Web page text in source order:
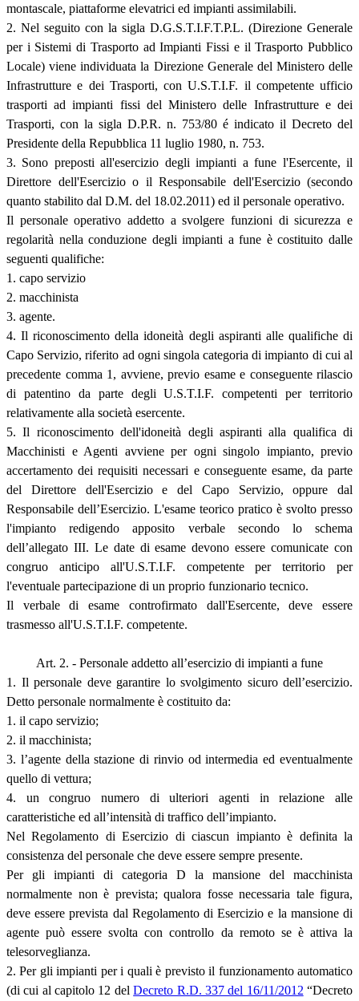
montascale, piattaforme elevatrici ed impianti assimilabili.
2. Nel seguito con la sigla D.G.S.T.I.F.T.P.L. (Direzione Generale
per i Sistemi di Trasporto ad Impianti Fissi e il Trasporto Pubblico
Locale) viene individuata la Direzione Generale del Ministero delle
Infrastrutture e dei Trasporti, con U.S.T.I.F. il competente ufficio
trasporti ad impianti fissi del Ministero delle Infrastrutture e dei
Trasporti, con la sigla D.P.R. n. 753/80 é indicato il Decreto del
Presidente della Repubblica 11 luglio 1980, n. 753.
3. Sono preposti all'esercizio degli impianti a fune l'Esercente, il
Direttore dell'Esercizio o il Responsabile dell'Esercizio (secondo
quanto stabilito dal D.M. del 18.02.2011) ed il personale operativo.
Il personale operativo addetto a svolgere funzioni di sicurezza e
regolarità nella conduzione degli impianti a fune è costituito dalle
seguenti qualifiche:
1. capo servizio
2. macchinista
3. agente.
4. Il riconoscimento della idoneità degli aspiranti alle qualifiche di
Capo Servizio, riferito ad ogni singola categoria di impianto di cui al
precedente comma 1, avviene, previo esame e conseguente rilascio
di patentino da parte degli U.S.T.I.F. competenti per territorio
relativamente alla società esercente.
5. Il riconoscimento dell'idoneità degli aspiranti alla qualifica di
Macchinisti e Agenti avviene per ogni singolo impianto, previo
accertamento dei requisiti necessari e conseguente esame, da parte
del Direttore dell'Esercizio e del Capo Servizio, oppure dal
Responsabile dell’Esercizio. L'esame teorico pratico è svolto presso
l'impianto redigendo apposito verbale secondo lo schema
dell’allegato III. Le date di esame devono essere comunicate con
congruo anticipo all'U.S.T.I.F. competente per territorio per
l'eventuale partecipazione di un proprio funzionario tecnico.
Il verbale di esame controfirmato dall'Esercente, deve essere
trasmesso all'U.S.T.I.F. competente.
Art. 2. - Personale addetto all’esercizio di impianti a fune
1. Il personale deve garantire lo svolgimento sicuro dell’esercizio.
Detto personale normalmente è costituito da:
1. il capo servizio;
2. il macchinista;
3. l’agente della stazione di rinvio od intermedia ed eventualmente
quello di vettura;
4. un congruo numero di ulteriori agenti in relazione alle
caratteristiche ed all’intensità di traffico dell’impianto.
Nel Regolamento di Esercizio di ciascun impianto è definita la
consistenza del personale che deve essere sempre presente.
Per gli impianti di categoria D la mansione del macchinista
normalmente non è prevista; qualora fosse necessaria tale figura,
deve essere prevista dal Regolamento di Esercizio e la mansione di
agente può essere svolta con controllo da remoto se è attiva la
telesorveglianza.
2. Per gli impianti per i quali è previsto il funzionamento automatico
(di cui al capitolo 12 delDecreto R.D. 337 del 16/11/2012 “Decreto